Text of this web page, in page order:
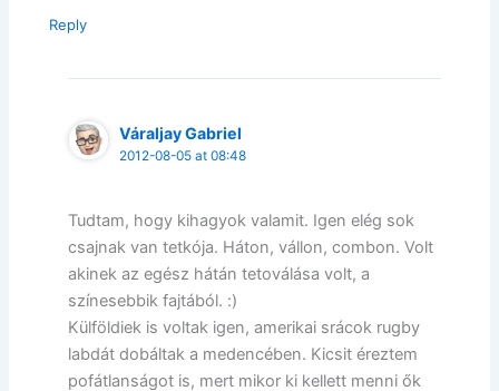
Reply
Váraljay Gabriel
2012-08-05 at 08:48
Tudtam, hogy kihagyok valamit. Igen elég sok
csajnak van tetkója. Háton, vállon, combon. Volt
akinek az egész hátán tetoválása volt, a
színesebbik fajtából. :)
Külföldiek is voltak igen, amerikai srácok rugby
labdát dobáltak a medencében. Kicsit éreztem
pofátlanságot is, mert mikor ki kellett menni ők